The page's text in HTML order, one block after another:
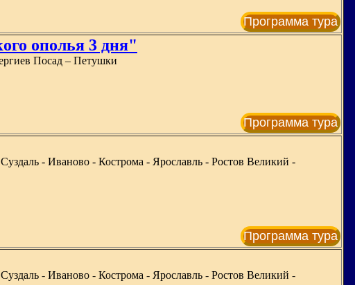
Программа тура
ополья 3 дня"
Посад – Петушки
Программа тура
- Иваново - Кострома - Ярославль - Ростов Великий -
Программа тура
- Иваново - Кострома - Ярославль - Ростов Великий -